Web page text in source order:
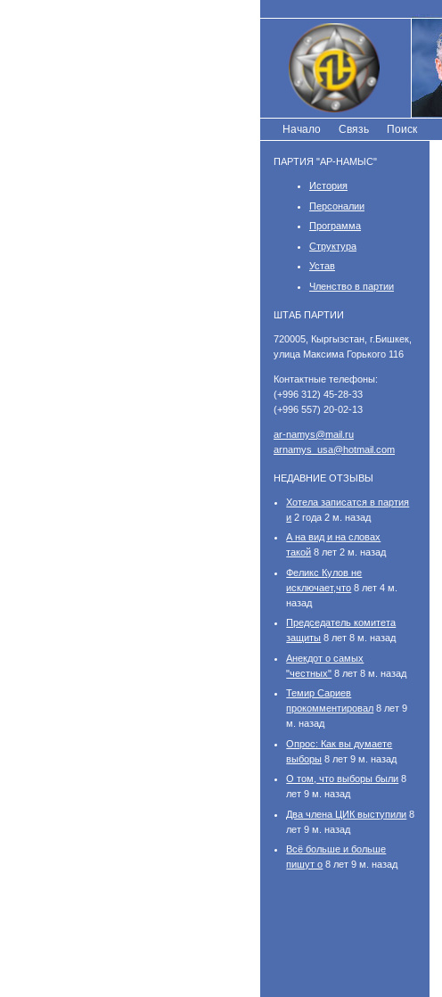
к
основному
содержанию
Начало Связь Поиск
ПАРТИЯ "АР-НАМЫС"
История
Персоналии
Программа
Структура
Устав
Членство в партии
ШТАБ ПАРТИИ
​720005, Кыргызстан, г.Бишкек,
улица Максима Горького 116
Контактные телефоны:
(+996 312) 45-28-33
(+996 557) 20-02-13
ar-namys@mail.ru
arnamys_usa@hotmail.com
НЕДАВНИЕ ОТЗЫВЫ
Хотела записатся в партия
и 2 года 2 м. назад
А на вид и на словах
такой 8 лет 2 м. назад
Феликс Кулов не
исключает,что 8 лет 4 м.
назад
Председатель комитета
защиты 8 лет 8 м. назад
Анекдот о самых
"честных" 8 лет 8 м. назад
Темир Сариев
прокомментировал 8 лет 9
м. назад
Опрос: Как вы думаете
выборы 8 лет 9 м. назад
О том, что выборы были 8
лет 9 м. назад
Два члена ЦИК выступили 8
лет 9 м. назад
Всё больше и больше
пишут о 8 лет 9 м. назад